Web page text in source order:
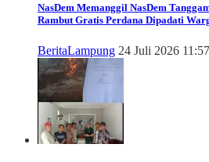
NasDem Memanggil NasDem
Rambut Gratis Perdana Dipadati
BeritaLampung 24 Juli 2026 11:57